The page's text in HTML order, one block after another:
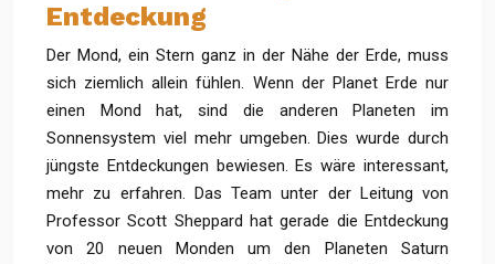
Entdeckung
Der Mond, ein Stern ganz in der Nähe der Erde, muss
sich ziemlich allein fühlen. Wenn der Planet Erde nur
einen Mond hat, sind die anderen Planeten im
Sonnensystem viel mehr umgeben. Dies wurde durch
jüngste Entdeckungen bewiesen. Es wäre interessant,
mehr zu erfahren. Das Team unter der Leitung von
Professor Scott Sheppard hat gerade die Entdeckung
von 20 neuen Monden um den Planeten Saturn